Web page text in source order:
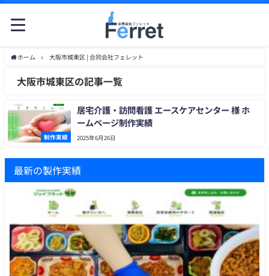
ホーム 大阪市城東区 | 合同会社フェレット
大阪市城東区の記事一覧
制作実績
居宅介護・訪問看護 エースケアセンター 様 ホ
ームページ制作実績
2025年6月26日
最新の製作実績